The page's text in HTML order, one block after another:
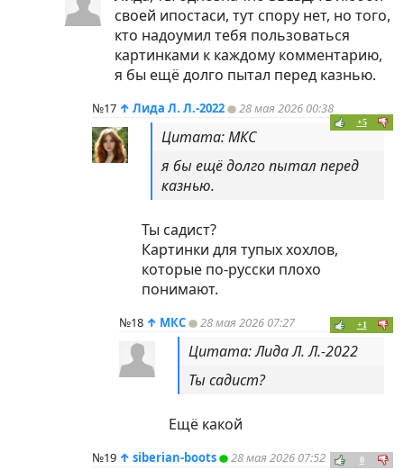
своей ипостаси, тут спору нет, но того,
кто надоумил тебя пользоваться
картинками к каждому комментарию,
я бы ещё долго пытал перед казнью.
№17 ↑ Лида Л. Л.-2022 28 мая 2026 00:38
+5
Цитата: МКС
я бы ещё долго пытал перед
казнью.
Ты садист?
Картинки для тупых хохлов,
которые по-русски плохо
понимают.
№18 ↑ МКС 28 мая 2026 07:27 +1
Цитата: Лида Л. Л.-2022
Ты садист?
Ещё какой
№19 ↑ siberian-boots 28 мая 2026 07:52 0